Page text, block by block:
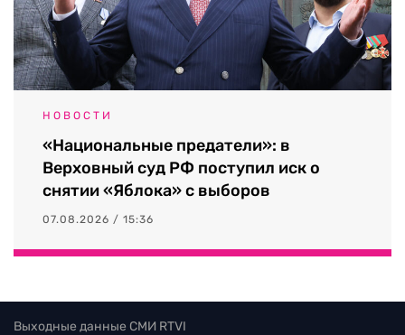
НОВОСТИ
«Национальные предатели»: в
Верховный суд РФ поступил иск о
снятии «Яблока» с выборов
07.08.2026 / 15:36
Выходные данные СМИ RTVI